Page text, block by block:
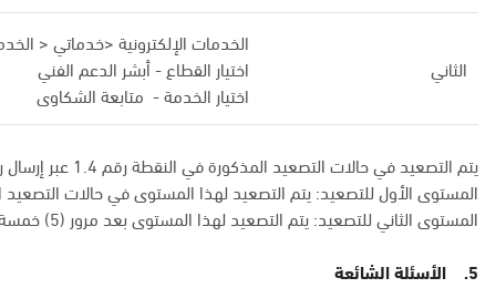
الخدمات الإلكترونية <خدماتي <
اختيار القطاع - أبشر الدعم الفني
اختيار الخدمة - متابعة الشكاوى
الثاني
يتم التصعيد في حالات التصعيد المذكورة في النقطة رقم 1.4 عبر إرسال رسالة بريد إلى البريد الإلكتروني المذكور.
المستوى الأول للتصعيد: يتم التصعيد لهذا المستوى في حالات التصعيد
المستوى الثاني للتصعيد: يتم التصعيد لهذا المستوى بعد مرور (5) خمسة أيام عمل، في حال لم يتم حل الشكوى بعد التصعيد للمستوى الأول.
5. الأسئلة الشائعة